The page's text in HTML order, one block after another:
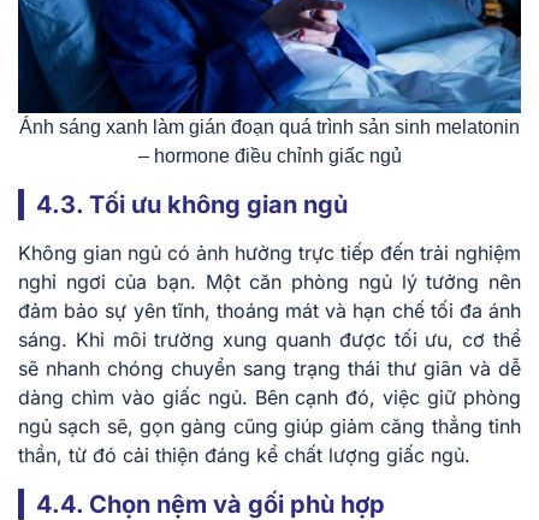
Ánh sáng xanh làm gián đoạn quá trình sản sinh melatonin
– hormone điều chỉnh giấc ngủ
4.3. Tối ưu không gian ngủ
Không gian ngủ có ảnh hưởng trực tiếp đến trải nghiệm
nghỉ ngơi của bạn. Một căn phòng ngủ lý tưởng nên
đảm bảo sự yên tĩnh, thoáng mát và hạn chế tối đa ánh
sáng. Khi môi trường xung quanh được tối ưu, cơ thể
sẽ nhanh chóng chuyển sang trạng thái thư giãn và dễ
dàng chìm vào giấc ngủ. Bên cạnh đó, việc giữ phòng
ngủ sạch sẽ, gọn gàng cũng giúp giảm căng thẳng tinh
thần, từ đó cải thiện đáng kể chất lượng giấc ngủ.
4.4. Chọn nệm và gối phù hợp